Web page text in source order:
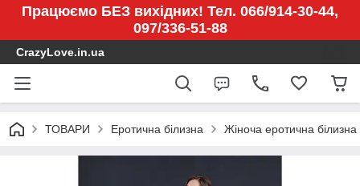
Працюємо БЕЗ вихідних! Тел. 066/914-30-44,
097/336-51-88
CrazyLove.in.ua
ТОВАРИ Еротична білизна Жіноча еротична білизна